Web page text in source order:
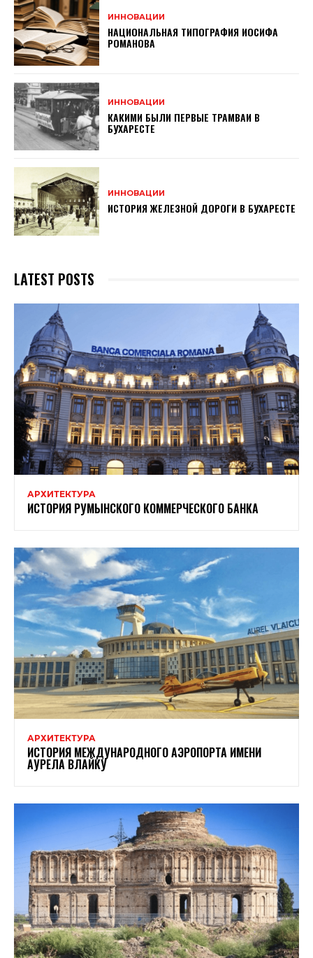
ИННОВАЦИИ
НАЦИОНАЛЬНАЯ ТИПОГРАФИЯ ИОСИФА
РОМАНОВА
ИННОВАЦИИ
КАКИМИ БЫЛИ ПЕРВЫЕ ТРАМВАИ В
БУХАРЕСТЕ
ИННОВАЦИИ
ИСТОРИЯ ЖЕЛЕЗНОЙ ДОРОГИ В БУХАРЕСТЕ
LATEST POSTS
АРХИТЕКТУРА
ИСТОРИЯ РУМЫНСКОГО КОММЕРЧЕСКОГО БАНКА
АРХИТЕКТУРА
ИСТОРИЯ МЕЖДУНАРОДНОГО АЭРОПОРТА ИМЕНИ
АУРЕЛА ВЛАЙКУ